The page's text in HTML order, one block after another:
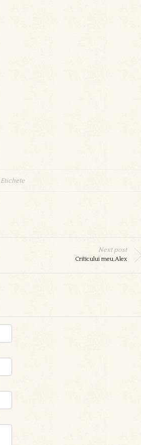
Etichete
Next post
Criticului meu,Alex